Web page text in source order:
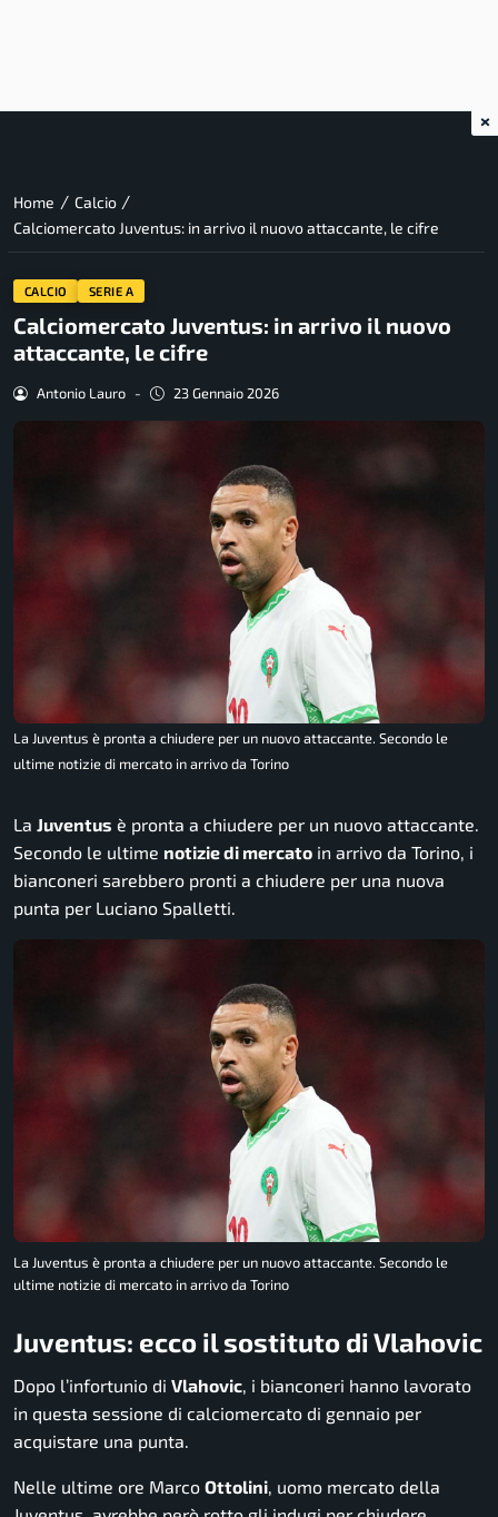
Home / Calcio /
Calciomercato Juventus: in arrivo il nuovo attaccante, le cifre
CALCIO SERIE A
Calciomercato Juventus: in arrivo il nuovo
attaccante, le cifre
Antonio Lauro - 23 Gennaio 2026
La Juventus è pronta a chiudere per un nuovo attaccante. Secondo le
ultime notizie di mercato in arrivo da Torino
La Juventus è pronta a chiudere per un nuovo attaccante.
Secondo le ultime notizie di mercato in arrivo da Torino, i
bianconeri sarebbero pronti a chiudere per una nuova
punta per Luciano Spalletti.
La Juventus è pronta a chiudere per un nuovo attaccante. Secondo le
ultime notizie di mercato in arrivo da Torino
Juventus: ecco il sostituto di Vlahovic
Dopo l’infortunio di Vlahovic, i bianconeri hanno lavorato
in questa sessione di calciomercato di gennaio per
acquistare una punta.
Nelle ultime ore Marco Ottolini, uomo mercato della
×